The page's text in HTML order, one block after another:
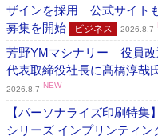
ザインを採用 公式サイト
募集を開始
ビジネス 2026.8.7
芳野YMマシナリー 役員改
代表取締役社長に髙橋淳哉
2026.8.7 NEW
【パーソナライズ印刷特
シリーズ インプリンティ